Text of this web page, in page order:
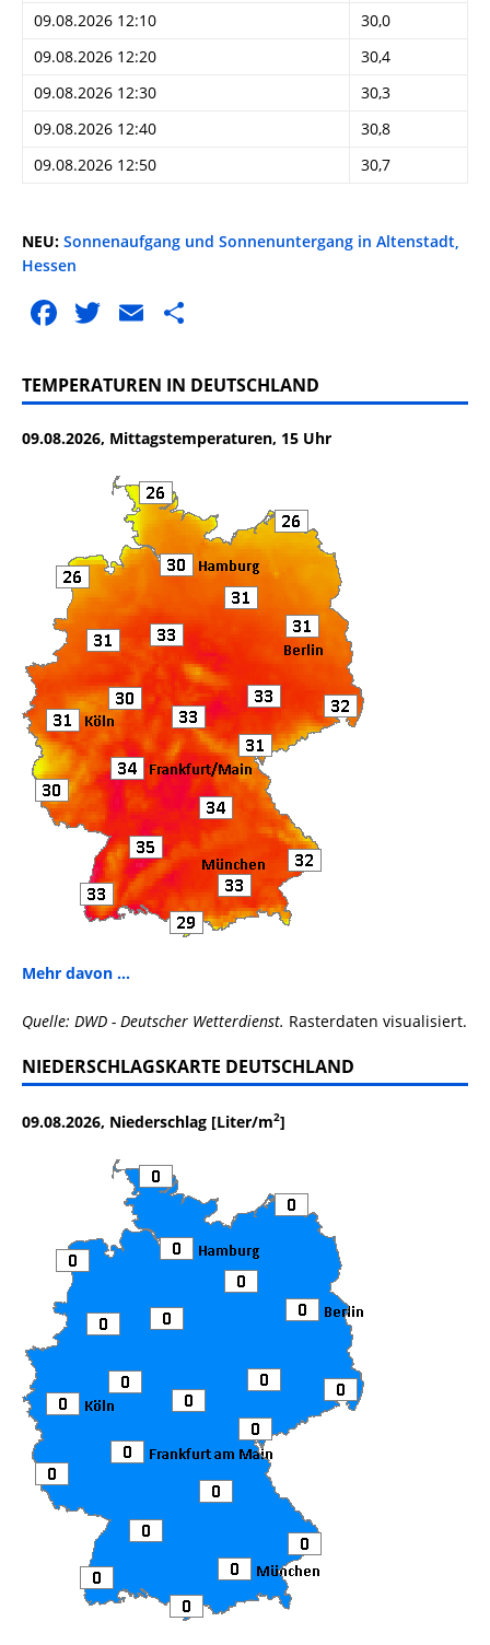
09.08.2026 12:10
30,0
09.08.2026 12:20
30,4
09.08.2026 12:30
30,3
09.08.2026 12:40
30,8
09.08.2026 12:50
30,7
NEU: Sonnenaufgang und Sonnenuntergang in Altenstadt,
Hessen
F
c
e
b
k
T
it
te
r
E
ai
l
le
n
TEMPERATUREN IN DEUTSCHLAND
09.08.2026, Mittagstemperaturen, 15 Uhr
Mehr davon ...
Quelle: DWD - Deutscher Wetterdienst. Rasterdaten visualisiert.
NIEDERSCHLAGSKARTE DEUTSCHLAND
09.08.2026, Niederschlag [Liter/m2]